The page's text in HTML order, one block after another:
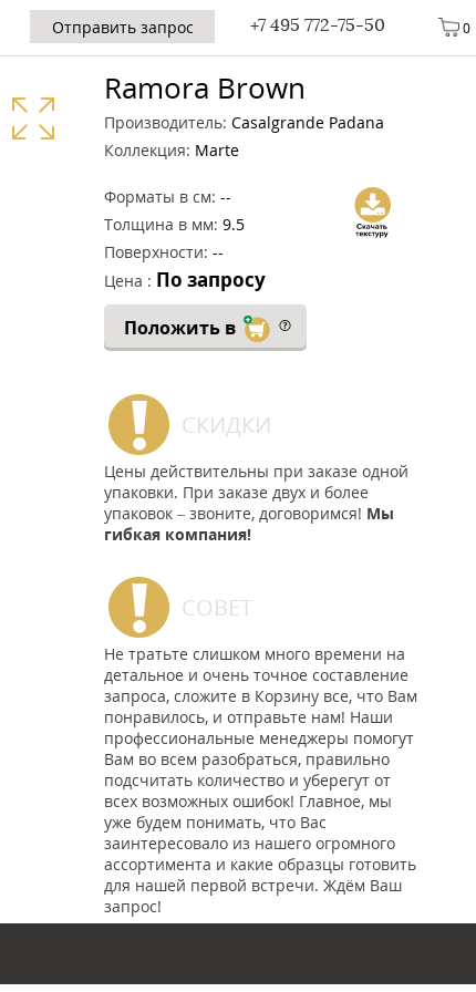
0
+7 495 772-75-50
Отправить запрос
Ramora Brown
Производитель: Casalgrande Padana
Коллекция: Marte
Форматы в см: --
Толщина в мм: 9.5
Поверхности: --
Цена : По запросу
Положить в
СКИДКИ
Цены действительны при заказе одной
упаковки. При заказе двух и более
упаковок – звоните, договоримся! Мы
гибкая компания!
СОВЕТ
Не тратьте слишком много времени на
детальное и очень точное составление
запроса, сложите в Корзину все, что Вам
понравилось, и отправьте нам! Наши
профессиональные менеджеры помогут
Вам во всем разобраться, правильно
подсчитать количество и уберегут от
всех возможных ошибок! Главное, мы
уже будем понимать, что Вас
заинтересовало из нашего огромного
ассортимента и какие образцы готовить
для нашей первой встречи. Ждём Ваш
запрос!